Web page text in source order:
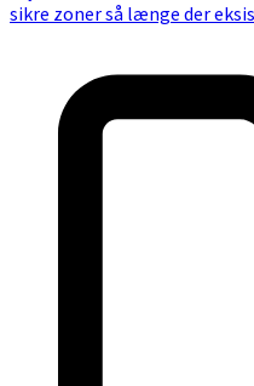
sikre zoner så længe der